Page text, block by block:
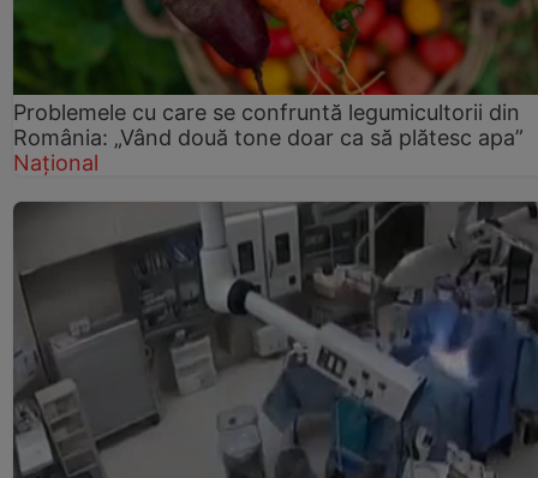
Problemele cu care se confruntă legumicultorii din
România: „Vând două tone doar ca să plătesc apa”
Național